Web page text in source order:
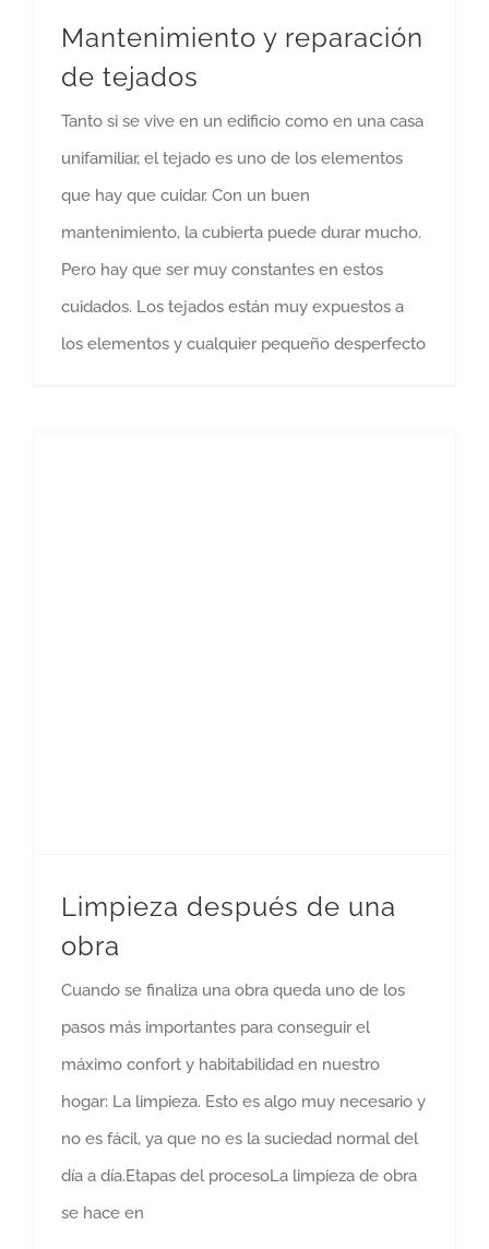
Mantenimiento y reparación
de tejados
Tanto si se vive en un edificio como en una casa
unifamiliar, el tejado es uno de los elementos
que hay que cuidar. Con un buen
mantenimiento, la cubierta puede durar mucho.
Pero hay que ser muy constantes en estos
cuidados. Los tejados están muy expuestos a
los elementos y cualquier pequeño desperfecto
Limpieza después de una
obra
Cuando se finaliza una obra queda uno de los
pasos más importantes para conseguir el
máximo confort y habitabilidad en nuestro
hogar: La limpieza. Esto es algo muy necesario y
no es fácil, ya que no es la suciedad normal del
día a día.Etapas del procesoLa limpieza de obra
se hace en